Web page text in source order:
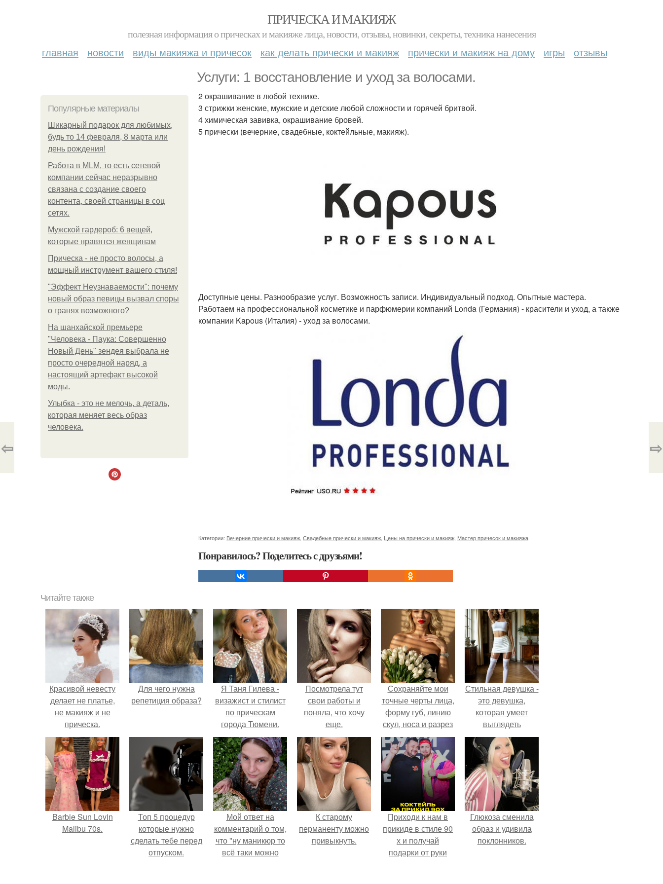
ПРИЧЕСКА И МАКИЯЖ
полезная информация о прическах и макияже лица, новости, отзывы, новинки, секреты, техника нанесения
главная новости виды макияжа и причесок как делать прически и макияж прически и макияж на дому игры отзывы
Услуги: 1 восстановление и уход за волосами.
Популярные материалы
Шикарный подарок для любимых,
будь то 14 февраля, 8 марта или
день рождения!
Работа в MLM, то есть сетевой
компании сейчас неразрывно
связана с создание своего
контента, своей страницы в соц
сетях.
Мужской гардероб: 6 вещей,
которые нравятся женщинам
Прическа - не просто волосы, а
мощный инструмент вашего стиля!
"Эффект Неузнаваемости": почему
новый образ певицы вызвал споры
о гранях возможного?
На шанхайской премьере
"Человека - Паука: Совершенно
Новый День" зендея выбрала не
просто очередной наряд, а
настоящий артефакт высокой
моды.
Улыбка - это не мелочь, а деталь,
которая меняет весь образ
человека.
2 окрашивание в любой технике.
3 стрижки женские, мужские и детские любой сложности и горячей бритвой.
4 химическая завивка, окрашивание бровей.
5 прически (вечерние, свадебные, коктейльные, макияж).
Доступные цены. Разнообразие услуг. Возможность записи. Индивидуальный подход. Опытные мастера.
Работаем на профессиональной косметике и парфюмерии компаний Londa (Германия) - красители и уход, а также
компании Kapous (Италия) - уход за волосами.
Категории: Вечерние прически и макияж Свадебные прически и макияж Цены на прически и макияж Мастер причесок и макияжа
Понравилось? Поделитесь с друзьями!
⇦ ⇨
Читайте также
Красивой невесту
делает не платье,
не макияж и не
прическа.
Для чего нужна
репетиция образа?
Я Таня Гилева -
визажист и стилист
по прическам
города Тюмени.
Посмотрела тут
свои работы и
поняла, что хочу
еще.
Сохраняйте мои
точные черты лица,
форму губ, линию
скул, носа и разрез
глаз.
Стильная девушка -
это девушка,
которая умеет
выглядеть
привлекательно и
элегантно в любои
ситуации.
Barbie Sun Lovin
Malibu 70s.
Топ 5 процедур
которые нужно
сделать тебе перед
отпуском.
Мой ответ на
комментарий о том,
что "ну маникюр то
всё таки можно
К старому
перманенту можно
привыкнуть.
Приходи к нам в
прикиде в стиле 90
х и получай
подарки от руки
Глюкоза сменила
образ и удивила
поклонников.